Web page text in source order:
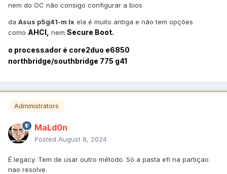
nem do OC não consigo configurar a bios
da Asus p5g41-m lx ela é muito antiga e não tem opções
como AHCI, nem Secure Boot.
o processador é core2duo e6850
northbridge/southbridge 775 g41
Administrators
MaLd0n
Posted August 8, 2024
É legacy. Tem de usar outro método. Só a pasta efi na partiçao
nao resolve.